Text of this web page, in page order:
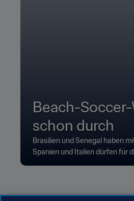
Beach-
schon durch
Brasilien und Senegal haben
Spanien und Italien dürfen für